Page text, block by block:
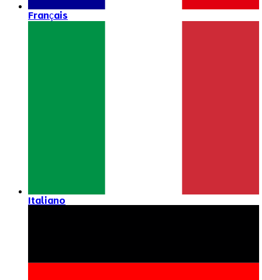
Français
Italiano